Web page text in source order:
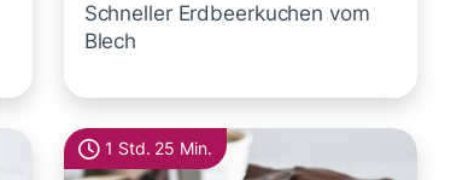
Schneller Erdbeerkuchen vom
Blech
1 Std. 25 Min.